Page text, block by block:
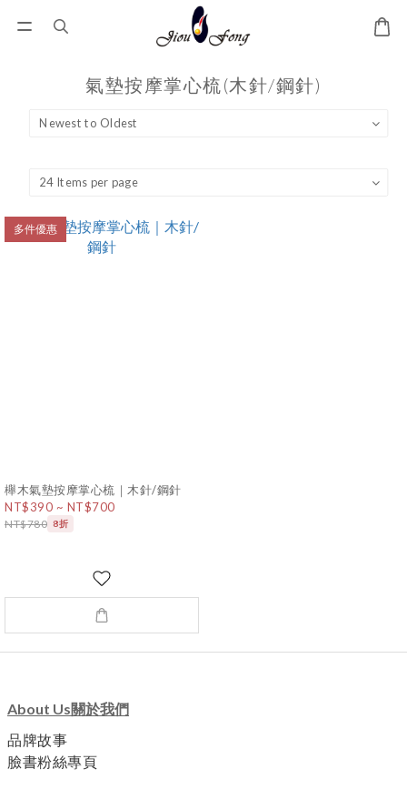
氣墊按摩掌心梳(木針/鋼針)
多件優惠
櫸木氣墊按摩掌心梳｜木針/鋼針
NT$390 ~ NT$700
NT$780 8折
About Us關於我們
品牌故事
臉書粉絲專頁